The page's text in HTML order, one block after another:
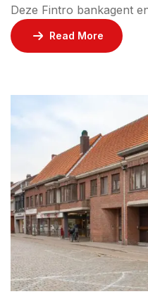
Deze Fintro bankagent
verzekeringsmakelaar
voorstel op maat uit.
verzekeringen. Consilo
maar realiseert dromen!
Read More